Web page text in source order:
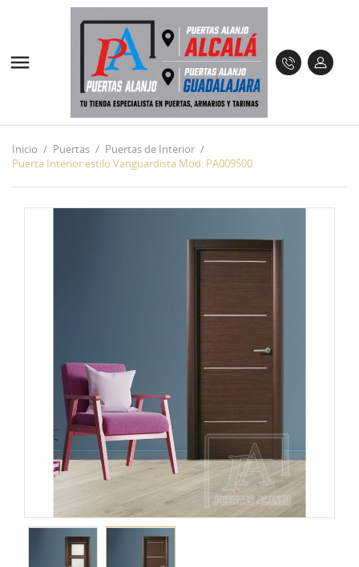

Inicio Puertas
Puertas de Interior
Puerta Interior estilo Vanguardista Mod: PA009500